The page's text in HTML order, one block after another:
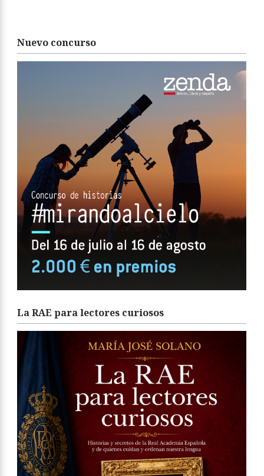
Nuevo concurso
La RAE para lectores curiosos